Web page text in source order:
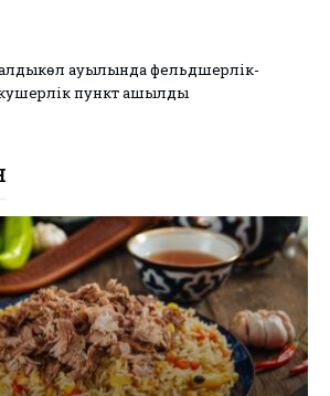
ауылында фельдшерлік-
пункт ашылды